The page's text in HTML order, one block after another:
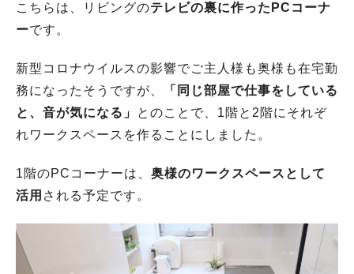
こちらは、リビングのテレビの裏に作ったPCコーナ
ーです。
新型コロナウイルスの影響でご主人様も奥様も在宅勤
務になったそうですが、
「同じ部屋で仕事をしている
と、音が気になる」
とのことで、1階と2階にそれぞ
れワークスペースを作ることにしました。
1階のPCコーナーは、 奥様のワークスペースとして
活用 される予定です。